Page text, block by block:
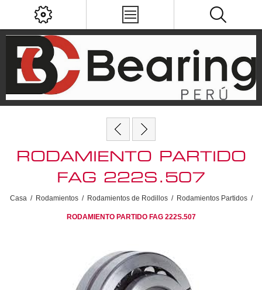
RODAMIENTO PARTIDO
FAG 222S.507
Casa / Rodamientos / Rodamientos de Rodillos / Rodamientos Partidos /
RODAMIENTO PARTIDO FAG 222S.507